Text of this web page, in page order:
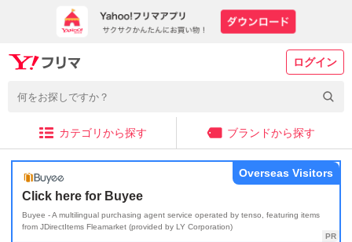
ログイン
カテゴリから探す ブランドから探す
Click here for Buyee
Buyee - A multilingual purchasing agent service operated by tenso, featuring items
from JDirectItems Fleamarket (provided by LY Corporation)
Overseas Visitors